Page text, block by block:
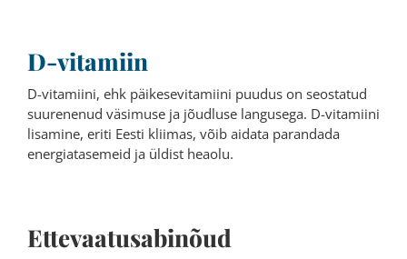
D-vitamiin
D-vitamiini, ehk päikesevitamiini puudus on seostatud
suurenenud väsimuse ja jõudluse langusega. D-vitamiini
lisamine, eriti Eesti kliimas, võib aidata parandada
energiatasemeid ja üldist heaolu.
Ettevaatusabinõud